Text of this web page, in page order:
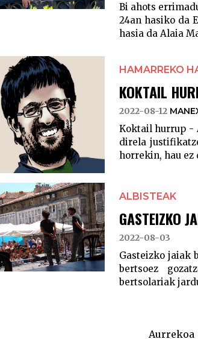
Bi ahots
24an hasiko da
hasia da Alaia
HAMARREKO
KOKTAIL
2022-08-12
Koktail hurrup -
direla
horrekin, hau ez
ALBISTEAK
GASTEIZKO
2022-08-03
Gasteizko jaiak
bertsoez
bertsolariak
Aurrekoa